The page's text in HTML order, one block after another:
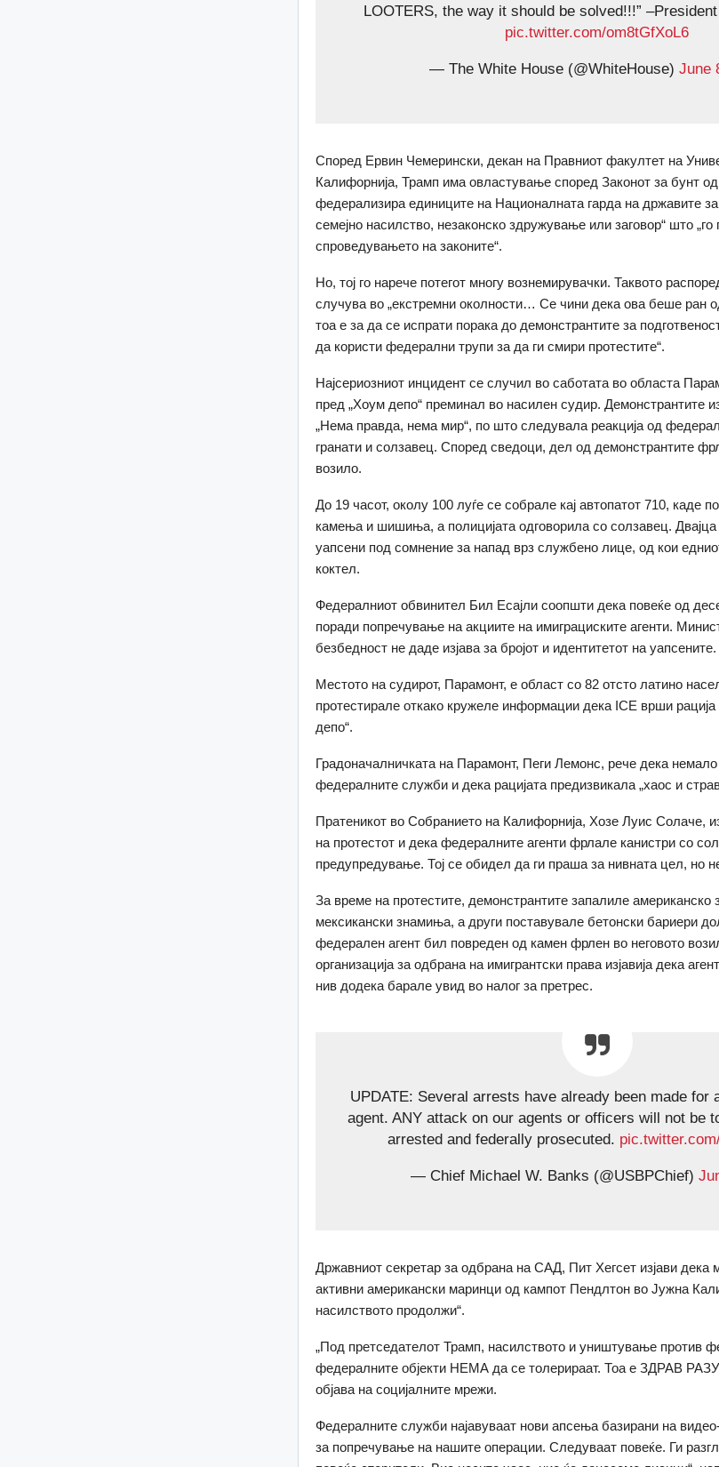
LOOTERS, the way it should be solved!!!”
pic.twitter.com/om8tGfXoL6
— The White House (@WhiteHouse)June
Според Ервин Чемерински, декан на Правниот факултет на
Калифорнија, Трамп има овластување според Законот за бунт од
федерализира единиците на Националната гарда на државите за
семејно насилство, незаконско здружување или заговор“ што „го
спроведувањето на законите“.
Но, тој го нарече потегот многу вознемирувачки. Таквото
случува во „екстремни околности… Се чини дека ова беше ран
тоа е за да се испрати порака до демонстрантите за
да користи федерални трупи за да ги смири протестите“.
Најсериозниот инцидент се случил во саботата во областа
пред „Хоум депо“ преминал во насилен судир. Демонстрантите
„Нема правда, нема мир“, по што следувала реакција од
гранати и солзавец. Според сведоци, дел од демонстрантите
возило.
До 19 часот, околу 100 луѓе се собрале кај автопатот 710, каде
камења и шишиња, а полицијата одговорила со солзавец.
уапсени под сомнение за напад врз службено лице, од кои
коктел.
Федералниот обвинител Бил Есајли соопшти дека повеќе од
поради попречување на акциите на имиграциските агенти.
безбедност не даде изјава за бројот и идентитетот на уапсените.
Местото на судирот, Парамонт, е област со 82 отсто латино
протестирале откако кружеле информации дека ICE врши рација
депо“.
Градоначалничката на Парамонт, Пеги Лемонс, рече дека немало
федералните служби и дека рацијата предизвикала „хаос и
Пратеникот во Собранието на Калифорнија, Хозе Луис Солаче,
на протестот и дека федералните агенти фрлале канистри со
предупредување. Тој се обидел да ги праша за нивната цел, но
За време на протестите, демонстрантите запалиле американско
мексикански знамиња, а други поставувале бетонски бариери
федерален агент бил повреден од камен фрлен во неговото
организација за одбрана на имигрантски права изјавија дека
нив додека барале увид во налог за претрес.
UPDATE: Several arrests have already been made for
agent. ANY attack on our agents or officers will not be
arrested and federally prosecuted.
— Chief Michael W. Banks (@USBPChief)
Државниот секретар за одбрана на САД, Пит Хегсет изјави дека
активни американски маринци од кампот Пендлтон во Јужна
насилството продолжи“.
„Под претседателот Трамп, насилството и уништување против
федералните објекти НЕМА да се толерираат. Тоа е ЗДРАВ
објава на социјалните мрежи.
Федералните служби најавуваат нови апсења базирани на
за попречување на нашите операции. Следуваат повеќе. Ги